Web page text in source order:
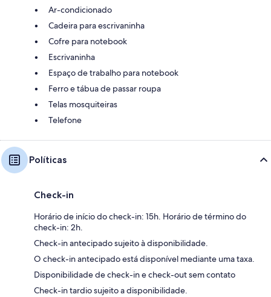
Ar-condicionado
Cadeira para escrivaninha
Cofre para notebook
Escrivaninha
Espaço de trabalho para notebook
Ferro e tábua de passar roupa
Telas mosquiteiras
Telefone
Políticas
Check-in
Horário de início do check-in: 15h. Horário de término do
check-in: 2h.
Check-in antecipado sujeito à disponibilidade.
O check-in antecipado está disponível mediante uma taxa.
Disponibilidade de check-in e check-out sem contato
Check-in tardio sujeito a disponibilidade.